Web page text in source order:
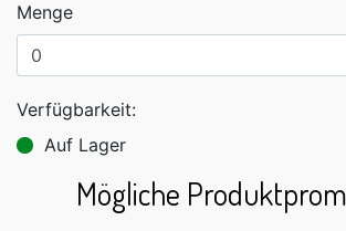
Menge
Verfügbarkeit:
Auf Lager
Mögliche